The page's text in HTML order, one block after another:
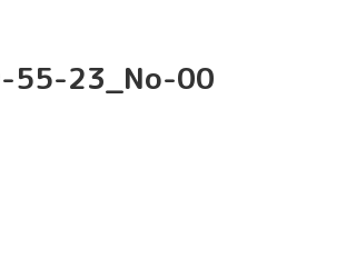
は18時～20時30分。 「フォト
ポット」（ひまわり畑内） 噴水
55-23_No-00